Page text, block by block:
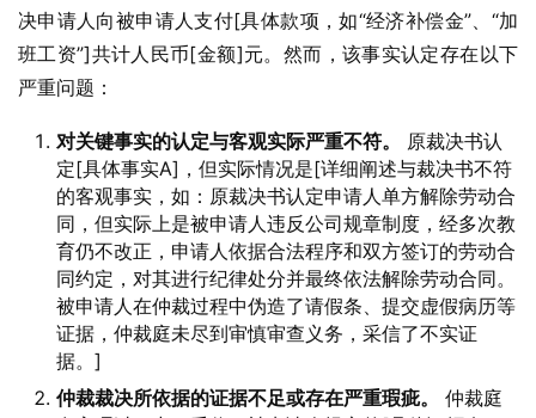
决申请人向被申请人支付[具体款项，如“经济补偿金”、“加
班工资”]共计人民币[金额]元。然而，该事实认定存在以下
严重问题：
对关键事实的认定与客观实际严重不符。
原裁决书认
定[具体事实A]，但实际情况是[详细阐述与裁决书不符
的客观事实，如：原裁决书认定申请人单方解除劳动合
同，但实际上是被申请人违反公司规章制度，经多次教
育仍不改正，申请人依据合法程序和双方签订的劳动合
同约定，对其进行纪律处分并最终依法解除劳动合同。
被申请人在仲裁过程中伪造了请假条、提交虚假病历等
证据，仲裁庭未尽到审慎审查义务，采信了不实证
据。]
仲裁裁决所依据的证据不足或存在严重瑕疵。
仲裁庭